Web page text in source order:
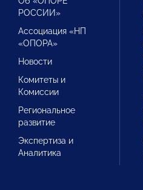
РОССИИ»
Ассоциация «НП
«ОПОРА»
Новости
Комитеты и
Комиссии
Региональное
развитие
Экспертиза и
Аналитика